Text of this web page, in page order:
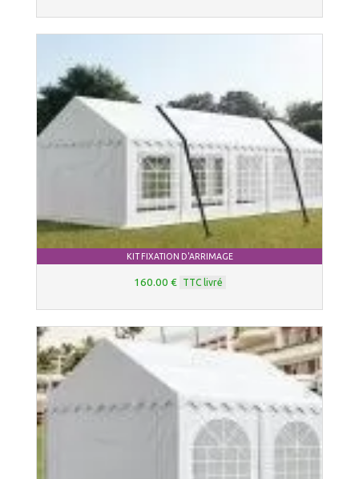
KIT FIXATION D'ARRIMAGE
160.00 € TTC livré